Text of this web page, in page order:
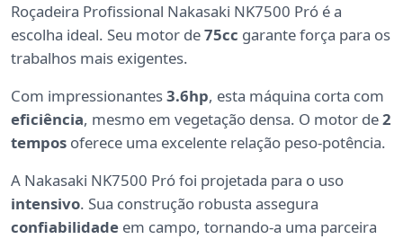
Roçadeira Profissional Nakasaki NK7500 Pró é a
escolha ideal. Seu motor de75cc garante força para os
trabalhos mais exigentes.
Com impressionantes3.6hp, esta máquina corta com
eficiência, mesmo em vegetação densa. O motor de2
tempos oferece uma excelente relação peso-potência.
A Nakasaki NK7500 Pró foi projetada para o uso
intensivo. Sua construção robusta assegura
confiabilidade em campo, tornando-a uma parceira